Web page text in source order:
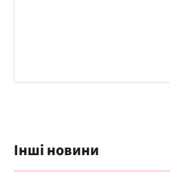
Інші новини